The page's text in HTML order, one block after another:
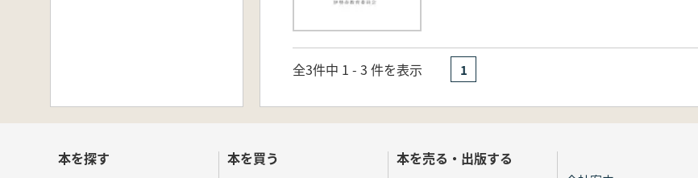
全3件中 1 - 3 件を表示 1
本を探す 本を買う 本を売る・出版する